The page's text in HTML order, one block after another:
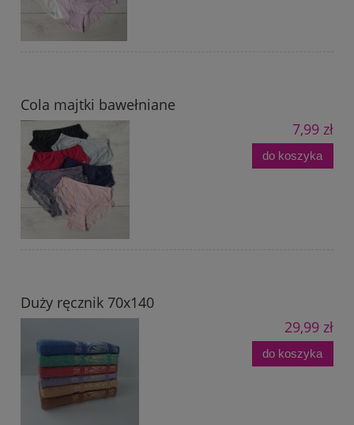
Cola majtki bawełniane
7,99 zł
do koszyka
Duży ręcznik 70x140
29,99 zł
do koszyka